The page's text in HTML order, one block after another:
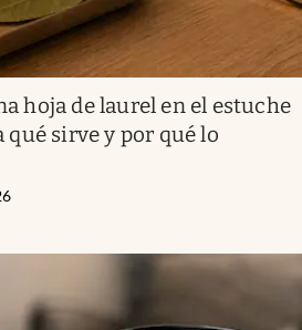
hoja de laurel en el estuche
qué sirve y por qué lo